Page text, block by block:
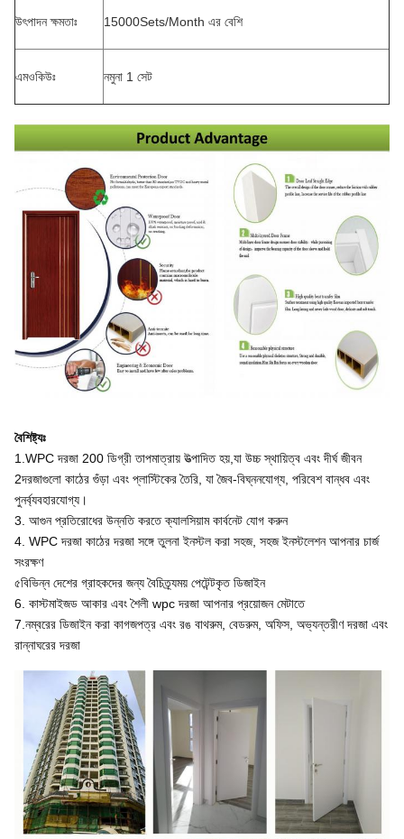
উৎপাদন ক্ষমতাঃ 15000Sets/Month এর বেশি
এমওকিউঃ নমুনা 1 সেট
বৈশিষ্ট্যঃ
1.WPC দরজা 200 ডিগ্রী তাপমাত্রায় উত্পাদিত হয়,যা উচ্চ স্থায়িত্ব এবং দীর্ঘ জীবন
2দরজাগুলো কাঠের গুঁড়া এবং প্লাস্টিকের তৈরি, যা জৈব-বিঘ্ননযোগ্য, পরিবেশ বান্ধব এবং
পুনর্ব্যবহারযোগ্য।
3. আগুন প্রতিরোধের উন্নতি করতে ক্যালসিয়াম কার্বনেট যোগ করুন
4. WPC দরজা কাঠের দরজা সঙ্গে তুলনা ইনস্টল করা সহজ, সহজ ইনস্টলেশন আপনার চার্জ
সংরক্ষণ
৫বিভিন্ন দেশের গ্রাহকদের জন্য বৈচিত্র্যময় পেটেন্টকৃত ডিজাইন
6. কাস্টমাইজড আকার এবং শৈলী wpc দরজা আপনার প্রয়োজন মেটাতে
7.নম্বরের ডিজাইন করা কাগজপত্র এবং রঙ বাথরুম, বেডরুম, অফিস, অভ্যন্তরীণ দরজা এবং
রান্নাঘরের দরজা